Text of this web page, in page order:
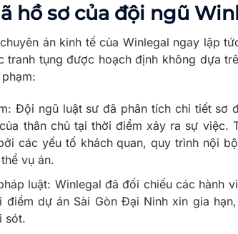
hồ sơ của đội ngũ
án kinh tế của Winlegal ngay lập
tranh tụng được hoạch định không dựa
Đội ngũ luật sư đã phân tích chi tiết sơ
thân chủ tại thời điểm xảy ra sự việc.
các yếu tố khách quan, quy trình nội
vụ án.
luật: Winlegal đã đối chiếu các hành
dự án Sài Gòn Đại Ninh xin gia
sót.